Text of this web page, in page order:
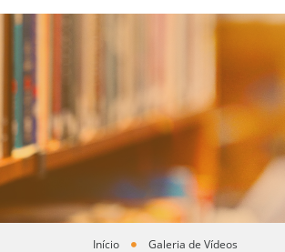
Início Galeria de Vídeos